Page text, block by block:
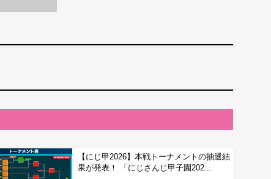
【にじ甲2026】本戦トーナメントの抽選結
果が発表！ 「にじさんじ甲子園202...